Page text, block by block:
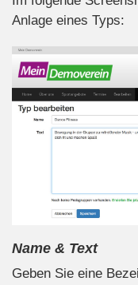
Anlage eines Typs:
Name & Text
Geben Sie eine